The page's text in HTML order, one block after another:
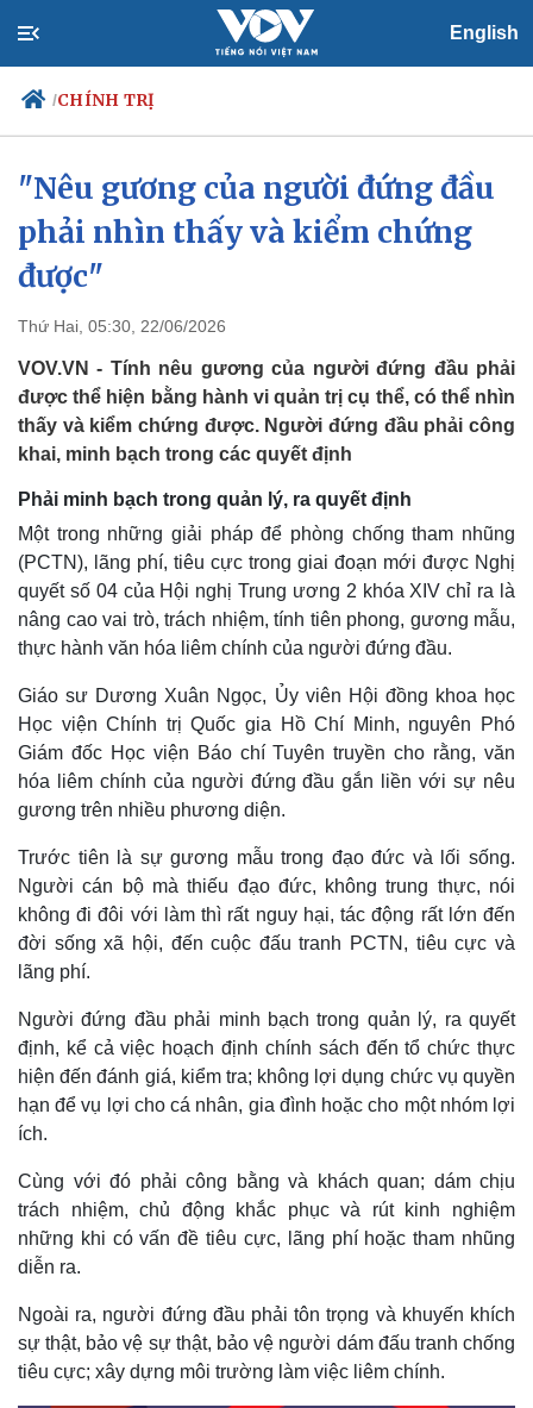
English
/CHÍNH TRỊ
Chính trị
Đảng
Tổ chức nhân sự
Nhận diện sự thật
Xã hội
Việc làm
Biển đảo
"Nêu gương của người đứng đầu
phải nhìn thấy và kiểm chứng
được"
Thứ Hai, 05:30, 22/06/2026
VOV.VN - Tính nêu gương của người đứng đầu phải
được thể hiện bằng hành vi quản trị cụ thể, có thể nhìn
thấy và kiểm chứng được. Người đứng đầu phải công
khai, minh bạch trong các quyết định
Phải minh bạch trong quản lý, ra quyết định
Một trong những giải pháp để phòng chống tham nhũng
(PCTN), lãng phí, tiêu cực trong giai đoạn mới được Nghị
quyết số 04 của Hội nghị Trung ương 2 khóa XIV chỉ ra là
nâng cao vai trò, trách nhiệm, tính tiên phong, gương mẫu,
thực hành văn hóa liêm chính của người đứng đầu.
Giáo sư Dương Xuân Ngọc, Ủy viên Hội đồng khoa học
Học viện Chính trị Quốc gia Hồ Chí Minh, nguyên Phó
Giám đốc Học viện Báo chí Tuyên truyền cho rằng, văn
hóa liêm chính của người đứng đầu gắn liền với sự nêu
gương trên nhiều phương diện.
Trước tiên là sự gương mẫu trong đạo đức và lối sống.
Người cán bộ mà thiếu đạo đức, không trung thực, nói
không đi đôi với làm thì rất nguy hại, tác động rất lớn đến
đời sống xã hội, đến cuộc đấu tranh PCTN, tiêu cực và
lãng phí.
Người đứng đầu phải minh bạch trong quản lý, ra quyết
định, kể cả việc hoạch định chính sách đến tổ chức thực
hiện đến đánh giá, kiểm tra; không lợi dụng chức vụ quyền
hạn để vụ lợi cho cá nhân, gia đình hoặc cho một nhóm lợi
ích.
Cùng với đó phải công bằng và khách quan; dám chịu
trách nhiệm, chủ động khắc phục và rút kinh nghiệm
những khi có vấn đề tiêu cực, lãng phí hoặc tham nhũng
diễn ra.
Ngoài ra, người đứng đầu phải tôn trọng và khuyến khích
sự thật, bảo vệ sự thật, bảo vệ người dám đấu tranh chống
tiêu cực; xây dựng môi trường làm việc liêm chính.